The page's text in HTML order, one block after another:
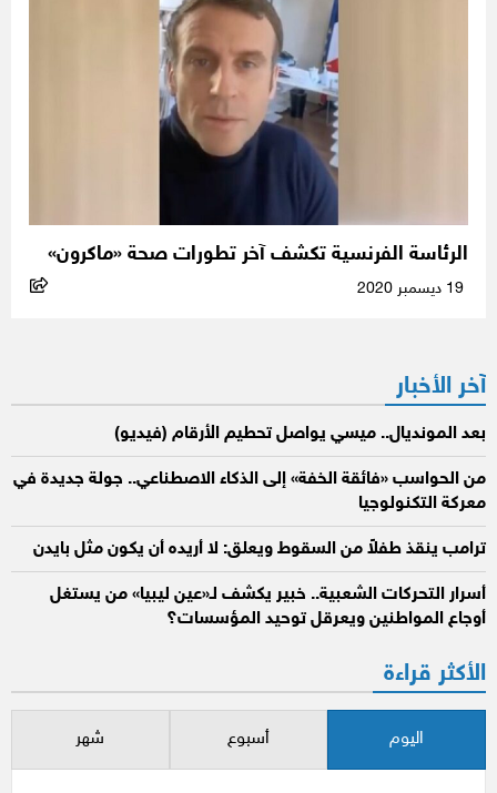
الرئاسة الفرنسية تكشف آخر تطورات صحة «ماكرون»
آخر الأخبار
بعد المونديال.. ميسي يواصل تحطيم الأرقام (فيديو)
من الحواسب «فائقة الخفة» إلى الذكاء الاصطناعي.. جولة جديدة في
معركة التكنولوجيا
ترامب ينقذ طفلاً من السقوط ويعلق: لا أريده أن يكون مثل بايدن
أسرار التحركات الشعبية.. خبير يكشف لـ«عين ليبيا» من يستغل
أوجاع المواطنين ويعرقل توحيد المؤسسات؟
الأكثر قراءة
اليوم أسبوع شهر